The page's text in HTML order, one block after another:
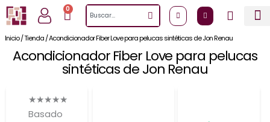
al
contenido
0
CartSearch
Inicio/Tienda/Acondicionador Fiber Love para pelucas sintéticas de Jon Renau
Acondicionador Fiber Love para pelucas
sintéticas de Jon Renau
★★★★★
Basado